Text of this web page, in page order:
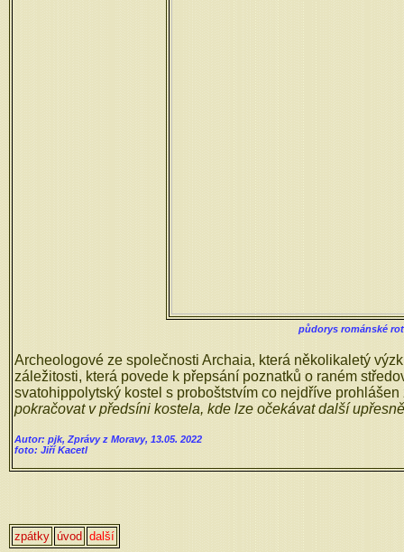
půdorys románské
Archeologové ze společnosti Archaia, která několikaletý
záležitosti, která povede k přepsání poznatků o raném
svatohippolytský kostel s proboštstvím co nejdříve prohlášen
pokračovat v předsíni kostela, kde lze očekávat další
Autor: pjk, Zprávy z Moravy, 13.05. 2022
foto: Jiří Kacetl
zpátky úvod další